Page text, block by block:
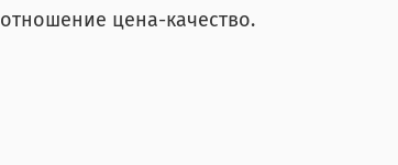
цена-качество.